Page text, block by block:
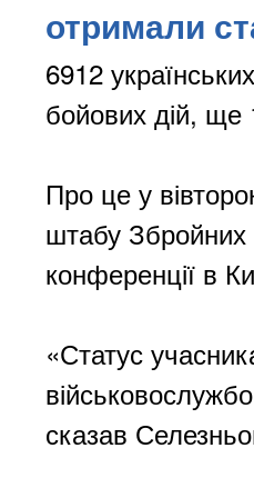
отримали
6912
бойових дій, ще
Про це у
штабу Збройних
конференції в
«Статус
сказав